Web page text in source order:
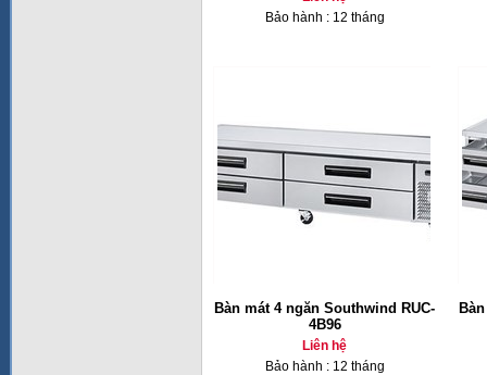
Bảo hành : 12 tháng
Bàn mát 4 ngăn Southwind RUC-
4B96
Liên hệ
Bảo hành : 12 tháng